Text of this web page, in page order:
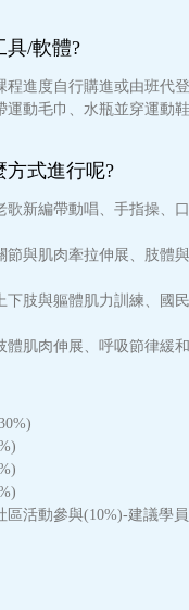
/軟體?
程進度自行購進或由班代
運動毛巾、水瓶並穿運動
式進行呢?
歌新編帶動唱、手指操、
節與肌肉牽拉伸展、肢體
下肢與軀體肌力訓練、國民
體肌肉伸展、呼吸節律緩和
區活動參與(10%)-建議學